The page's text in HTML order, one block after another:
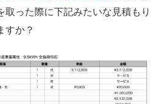
取った際に下記みたいな見積もり
すか？